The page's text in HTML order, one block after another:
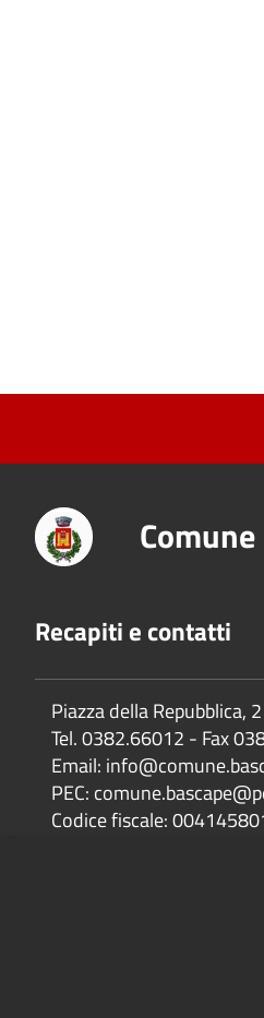
Recapiti e contatti
Piazza della Repubblica,
Tel. 0382.66012 - Fax
Email:
PEC:
Codice fiscale: